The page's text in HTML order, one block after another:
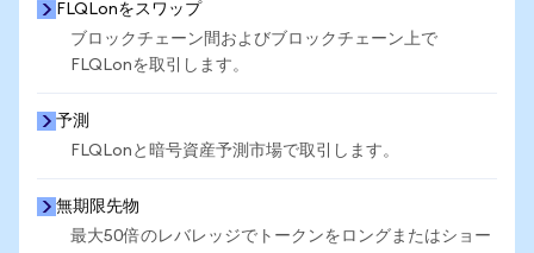
FLQLonをスワップ
ブロックチェーン間およびブロックチェーン上で
FLQLonを取引します。
予測
FLQLonと暗号資産予測市場で取引します。
無期限先物
最大50倍のレバレッジでトークンをロングまたはショー